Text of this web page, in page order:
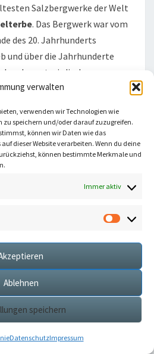
verwalten
verwenden wir Technologien wie
zu speichern und/oder darauf zuzugreifen.
können wir Daten wie das
dieser Website verarbeiten. Wenn du deine
können bestimmte Merkmale und
Immer aktiv
Ablehnen
speichern
DatenschutzImpressum
Salzbergwerke der Welt
. Das Bergwerk war vom
des 20. Jahrhunderts
und über die Jahrhunderte
unterirdisches
und Sälen auf neun
touristisch, aber trotzdem
einerFührung
bequeme Schuhe sind also
an jahrhundertealten
Seen und zahlreichen